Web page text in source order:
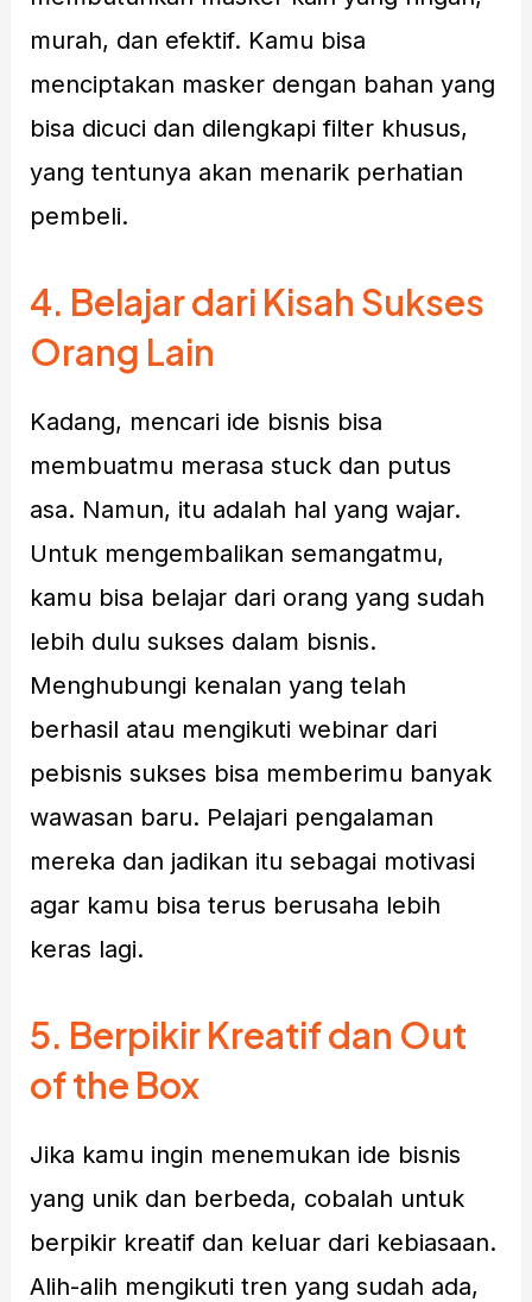
murah, dan efektif. Kamu bisa
menciptakan masker dengan bahan yang
bisa dicuci dan dilengkapi filter khusus,
yang tentunya akan menarik perhatian
pembeli.
4. Belajar dari Kisah Sukses
Orang Lain
Kadang, mencari ide bisnis bisa
membuatmu merasa stuck dan putus
asa. Namun, itu adalah hal yang wajar.
Untuk mengembalikan semangatmu,
kamu bisa belajar dari orang yang sudah
lebih dulu sukses dalam bisnis.
Menghubungi kenalan yang telah
berhasil atau mengikuti webinar dari
pebisnis sukses bisa memberimu banyak
wawasan baru. Pelajari pengalaman
mereka dan jadikan itu sebagai motivasi
agar kamu bisa terus berusaha lebih
keras lagi.
5. Berpikir Kreatif dan Out
of the Box
Jika kamu ingin menemukan ide bisnis
yang unik dan berbeda, cobalah untuk
berpikir kreatif dan keluar dari kebiasaan.
Alih-alih mengikuti tren yang sudah ada,